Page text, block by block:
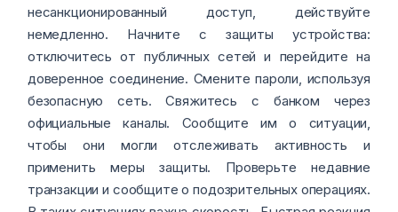
несанкционированный доступ, действуйте
немедленно. Начните с защиты устройства:
отключитесь от публичных сетей и перейдите на
доверенное соединение. Смените пароли, используя
безопасную сеть. Свяжитесь с банком через
официальные каналы. Сообщите им о ситуации,
чтобы они могли отслеживать активность и
применить меры защиты. Проверьте недавние
транзакции и сообщите о подозрительных операциях.